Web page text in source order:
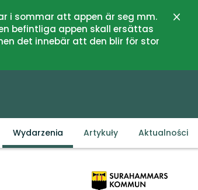
i sommar att appen är seg mm.
befintliga appen skall ersättas
det innebär att den blir för stor
Wydarzenia Artykuły Aktualności